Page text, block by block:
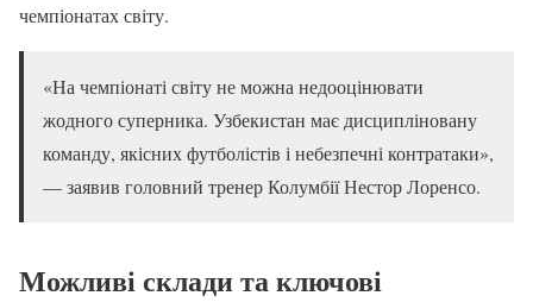
чемпіонатах світу.
«На чемпіонаті світу не можна недооцінювати
жодного суперника. Узбекистан має дисципліновану
команду, якісних футболістів і небезпечні контратаки»,
— заявив головний тренер Колумбії Нестор Лоренсо.
Можливі склади та ключові